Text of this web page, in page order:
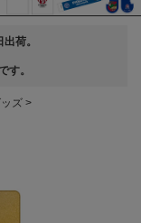
荷。
す。
ズ